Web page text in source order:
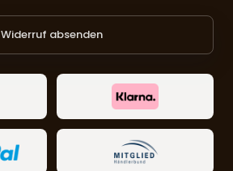
Widerruf absenden